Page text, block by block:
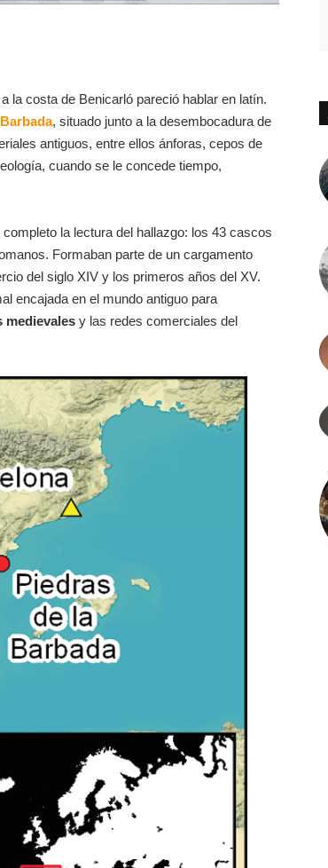
la costa de Benicarló pareció hablar en latín.
, situado junto a la desembocadura de
antiguos, entre ellos ánforas, cepos de
cuando se le concede tiempo,
la lectura del hallazgo: los 43 cascos
Formaban parte de un cargamento
del siglo XIV y los primeros años del XV.
encajada en el mundo antiguo para
medievales y las redes comerciales del